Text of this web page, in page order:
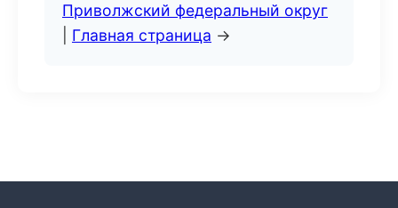
Приволжский федеральный округ
Главная страница →